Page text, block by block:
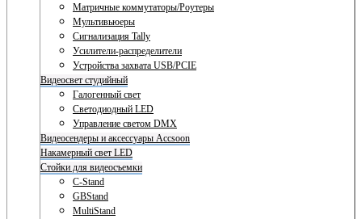
Матричные коммутаторы/Роутеры
Мультивьюеры
Сигнализация Tally
Усилители-распределители
Устройства захвата USB/PCIE
Видеосвет студийный
Галогенный свет
Светодиодный LED
Управление светом DMX
Видеосендеры и аксессуары Accsoon
Накамерный свет LED
Стойки для видеосъемки
C-Stand
GBStand
MultiStand